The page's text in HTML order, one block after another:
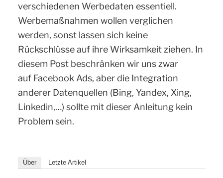
verschiedenen Werbedaten essentiell.
Werbemaßnahmen wollen verglichen
werden, sonst lassen sich keine
Rückschlüsse auf ihre Wirksamkeit ziehen. In
diesem Post beschränken wir uns zwar
auf Facebook Ads, aber die Integration
anderer Datenquellen (Bing, Yandex, Xing,
Linkedin,…) sollte mit dieser Anleitung kein
Problem sein.
Über Letzte Artikel